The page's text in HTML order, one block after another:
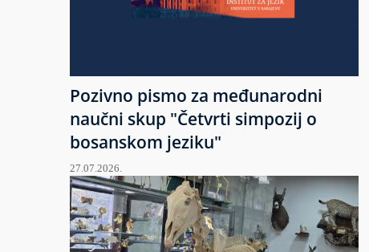
Pozivno pismo za međunarodni
naučni skup "Četvrti simpozij o
bosanskom jeziku"
27.07.2026.